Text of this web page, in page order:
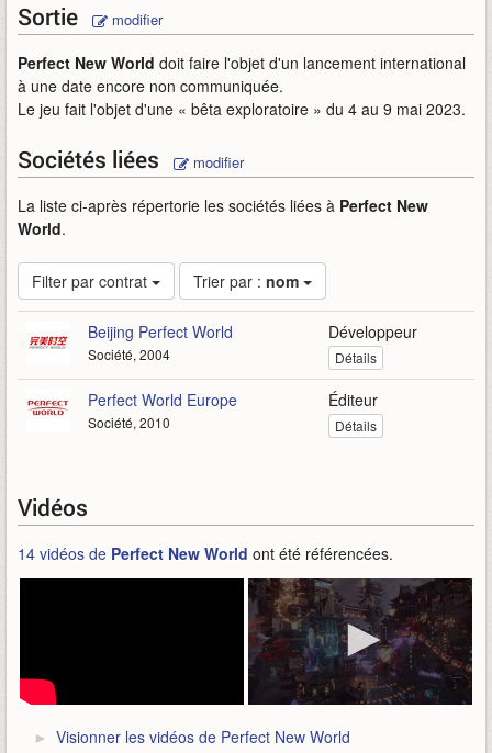
Sortie modifier
Perfect New World doit faire l'objet d'un lancement international
à une date encore non communiquée.
Le jeu fait l'objet d'une « bêta exploratoire » du 4 au 9 mai 2023.
Sociétés liées modifier
La liste ci-après répertorie les sociétés liées à Perfect New
World.
Filter par contrat Trier par : nom
Beijing Perfect World
Société, 2004
Développeur
Détails
Perfect World Europe
Société, 2010
Éditeur
Détails
Vidéos
14 vidéos de Perfect New World ont été référencées.
Visionner les vidéos de Perfect New World